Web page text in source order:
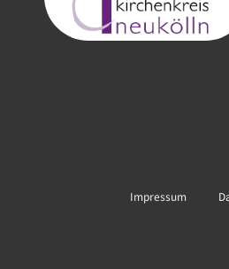
Impressum